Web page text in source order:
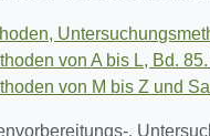
von A bis L, Bd. 85.
von M bis Z und
,